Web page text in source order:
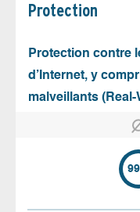
Protection
Protection contre
d’Internet, y
malveillants